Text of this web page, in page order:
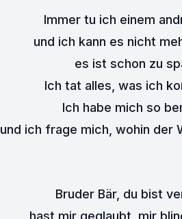
Immer tu ich einem
und ich kann es nicht
es ist schon zu
Ich tat alles, was ich
Ich habe mich so
und ich frage mich, wohin der
Bruder Bär, du bist
hast mir geglaubt, mir